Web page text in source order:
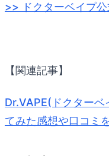
>> ドクターベイプ
【関連記事】
Dr.VAPE(ドクターベ
てみた感想や口コミ